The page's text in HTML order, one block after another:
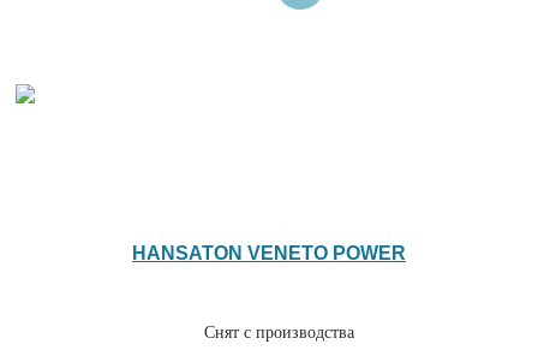
HANSATON VENETO POWER
Снят с производства